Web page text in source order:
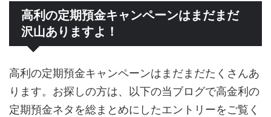
高利の定期預金キャンペーンはまだまだ
沢山ありますよ！
高利の定期預金キャンペーンはまだまだたくさんあ
ります。お探しの方は、以下の当ブログで高金利の
定期預金ネタを総まとめにしたエントリーをご覧く